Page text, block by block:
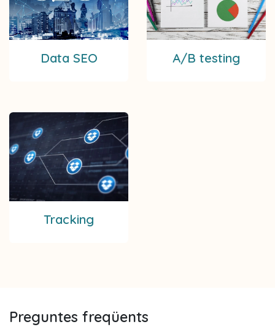
Data SEO A/B testing
Tracking
Preguntes freqüents